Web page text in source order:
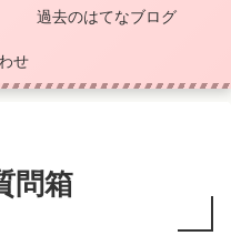
過去のはてなブログ
せ
問箱